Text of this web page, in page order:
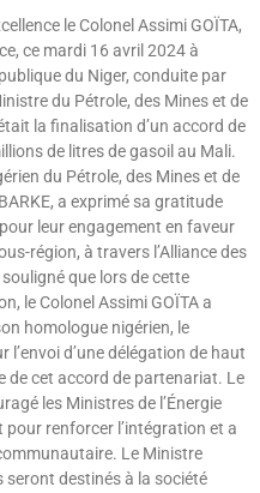
le Colonel Assimi GOÏTA,
ce mardi 16 avril 2024 à
du Niger, conduite par
du Pétrole, des Mines et de
la finalisation d’un accord de
de litres de gasoil au Mali.
du Pétrole, des Mines et de
a exprimé sa gratitude
leur engagement en faveur
région, à travers l’Alliance des
que lors de cette
le Colonel Assimi GOÏTA a
homologue nigérien, le
d’une délégation de haut
de cet accord de partenariat. Le
les Ministres de l’Énergie
renforcer l’intégration et a
Le Ministre
seront destinés à la société